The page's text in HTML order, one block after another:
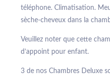
téléphone. Climatisation.
sèche-cheveux dans la
Veuillez noter que cette
d’appoint pour enfant.
3 de nos Chambres Deluxe